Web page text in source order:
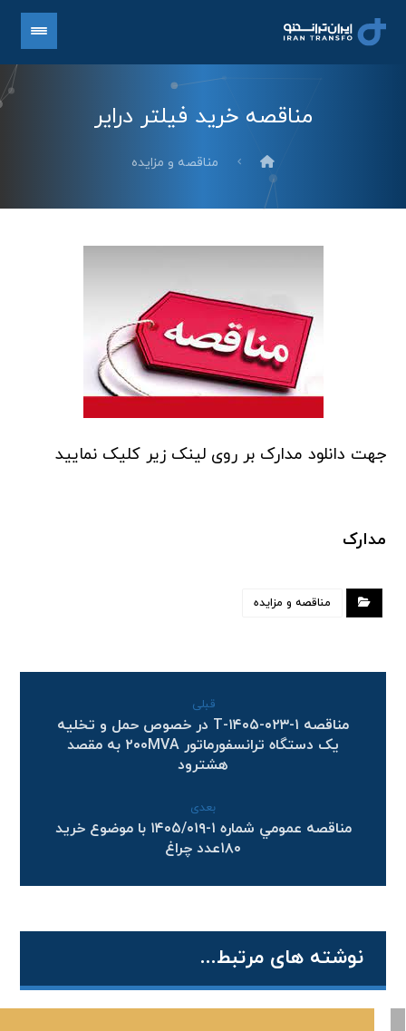
مناقصه خرید فیلتر درایر
مناقصه و مزایده
جهت دانلود مدارک بر روی لینک زیر کلیک نمایید
مدارک
مناقصه و مزایده
قبلی
مناقصه T-۱۴۰۵-۰۲۳-۱ در خصوص حمل و تخلیه
یک دستگاه ترانسفورماتور ۲۰۰MVA به مقصد
هشترود
بعدی
مناقصه عمومي شماره ۱-۱۴۰۵/۰۱۹ با موضوع خرید
۱۸۰عدد چراغ
نوشته های مرتبط...